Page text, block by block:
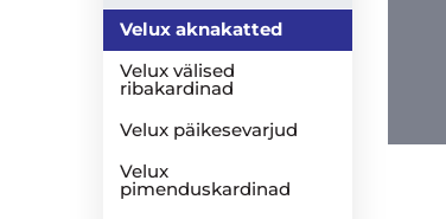
Velux aknakatted
Velux välised
ribakardinad
Velux päikesevarjud
Velux
pimenduskardinad